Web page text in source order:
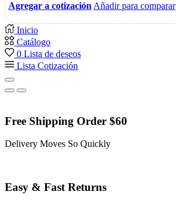
Agregar a cotización Añadir para comparar
Inicio
Catálogo
0 Lista de deseos
Lista Cotización
Free Shipping Order $60
Delivery Moves So Quickly
Easy & Fast Returns